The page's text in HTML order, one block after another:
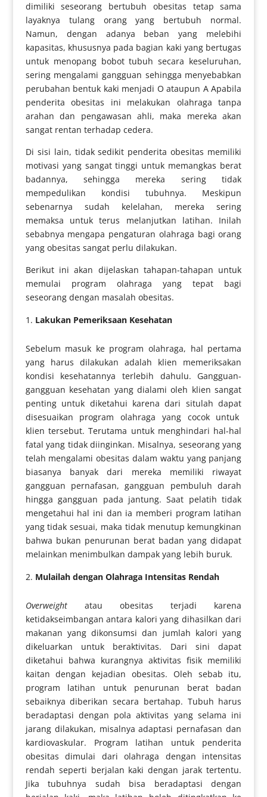
dimiliki seseorang bertubuh obesitas tetap sama
layaknya tulang orang yang bertubuh normal.
Namun, dengan adanya beban yang melebihi
kapasitas, khususnya pada bagian kaki yang bertugas
untuk menopang bobot tubuh secara keseluruhan,
sering mengalami gangguan sehingga menyebabkan
perubahan bentuk kaki menjadi O ataupun A Apabila
penderita obesitas ini melakukan olahraga tanpa
arahan dan pengawasan ahli, maka mereka akan
sangat rentan terhadap cedera.
Di sisi lain, tidak sedikit penderita obesitas memiliki
motivasi yang sangat tinggi untuk memangkas berat
badannya, sehingga mereka sering tidak
mempedulikan kondisi tubuhnya. Meskipun
sebenarnya sudah kelelahan, mereka sering
memaksa untuk terus melanjutkan latihan. Inilah
sebabnya mengapa pengaturan olahraga bagi orang
yang obesitas sangat perlu dilakukan.
Berikut ini akan dijelaskan tahapan-tahapan untuk
memulai program olahraga yang tepat bagi
seseorang dengan masalah obesitas.
Lakukan Pemeriksaan Kesehatan
Sebelum masuk ke program olahraga, hal pertama
yang harus dilakukan adalah klien memeriksakan
kondisi kesehatannya terlebih dahulu. Gangguan-
gangguan kesehatan yang dialami oleh klien sangat
penting untuk diketahui karena dari situlah dapat
disesuaikan program olahraga yang cocok untuk
klien tersebut. Terutama untuk menghindari hal-hal
fatal yang tidak diinginkan. Misalnya, seseorang yang
telah mengalami obesitas dalam waktu yang panjang
biasanya banyak dari mereka memiliki riwayat
gangguan pernafasan, gangguan pembuluh darah
hingga gangguan pada jantung. Saat pelatih tidak
mengetahui hal ini dan ia memberi program latihan
yang tidak sesuai, maka tidak menutup kemungkinan
bahwa bukan penurunan berat badan yang didapat
melainkan menimbulkan dampak yang lebih buruk.
Mulailah dengan Olahraga Intensitas Rendah
Overweightatau obesitas terjadi karena
ketidakseimbangan antara kalori yang dihasilkan dari
makanan yang dikonsumsi dan jumlah kalori yang
dikeluarkan untuk beraktivitas. Dari sini dapat
diketahui bahwa kurangnya aktivitas fisik memiliki
kaitan dengan kejadian obesitas. Oleh sebab itu,
program latihan untuk penurunan berat badan
sebaiknya diberikan secara bertahap. Tubuh harus
beradaptasi dengan pola aktivitas yang selama ini
jarang dilakukan, misalnya adaptasi pernafasan dan
kardiovaskular. Program latihan untuk penderita
obesitas dimulai dari olahraga dengan intensitas
rendah seperti berjalan kaki dengan jarak tertentu.
Jika tubuhnya sudah bisa beradaptasi dengan